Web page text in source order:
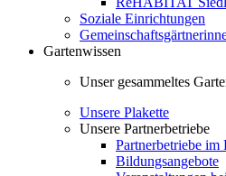
Soziale Einrichtungen
Gartenwissen
Unser gesammeltes
Unsere Plakette
Unsere Partnerbetriebe
Partnerbetriebe im
Bildungsangebote